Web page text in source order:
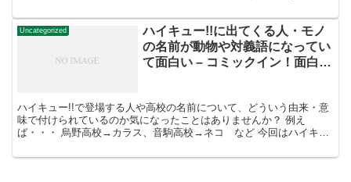
Uncategorized
ハイキュー!!に出てくる人・モノ
の名前が動物や対義語になってい
て面白い – コミックイン！面白い
ハイキュー!!で登場する人や高校の名前について、どういう由来・意
味で付けられているのか気になったことはありませんか？ 例え
ば・・・ 烏野高校→カラス、音駒高校→ネコ など 今回はハイキュ